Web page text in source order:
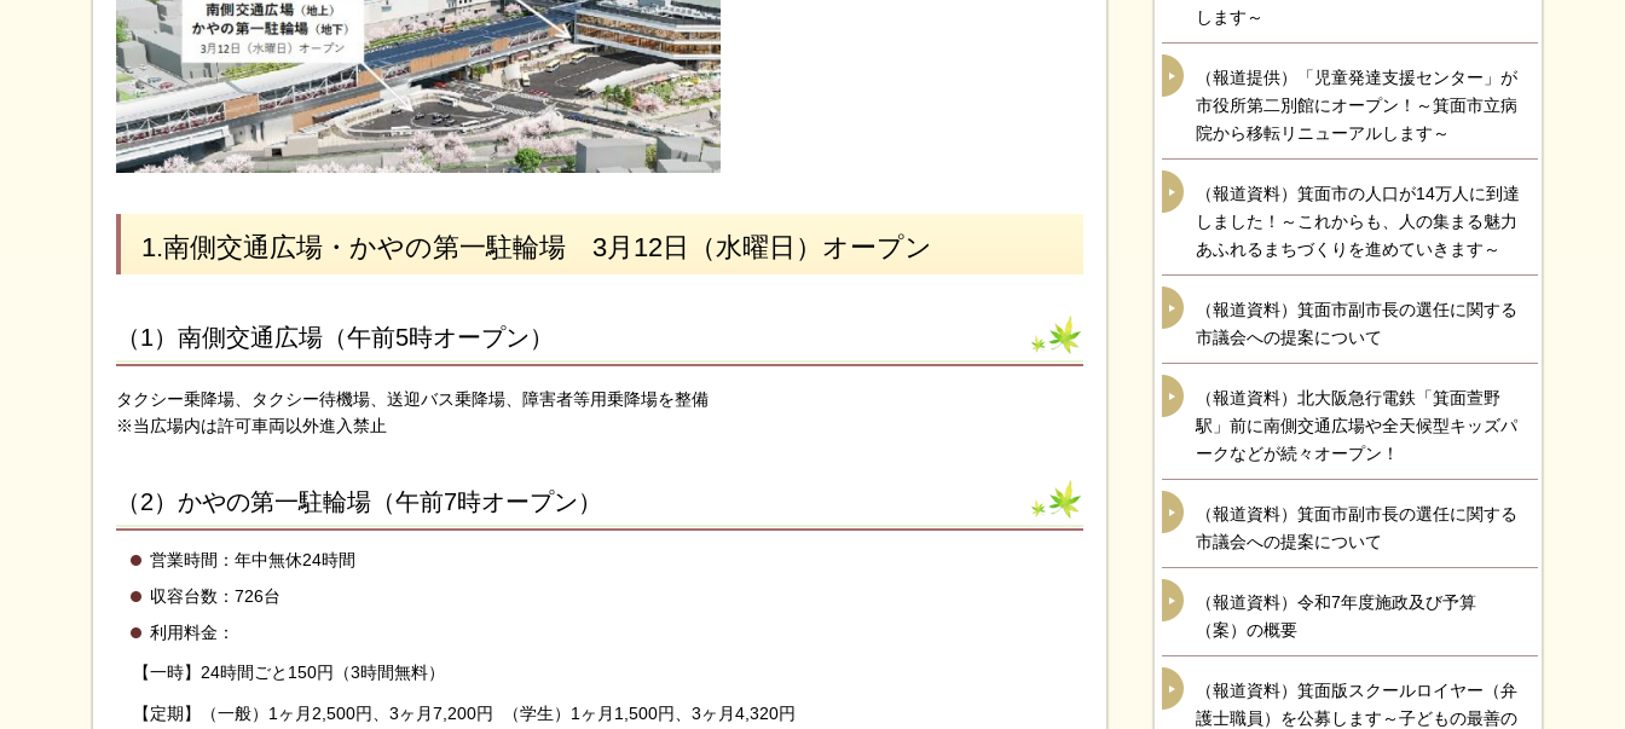
1.南側交通広場・かやの第一駐輪場 3月12日（水曜日）オープン
（1）南側交通広場（午前5時オープン）
タクシー乗降場、タクシー待機場、送迎バス乗降場、障害者等用乗降場を整備
※当広場内は許可車両以外進入禁止
（2）かやの第一駐輪場（午前7時オープン）
営業時間：年中無休24時間
収容台数：726台
利用料金：
【一時】24時間ごと150円（3時間無料）
【定期】（一般）1ヶ月2,500円、3ヶ月7,200円 （学生）1ヶ月1,500円、3ヶ月4,320円
します～
（報道提供）「児童発達支援センター」が
市役所第二別館にオープン！～箕面市立病
院から移転リニューアルします～
（報道資料）箕面市の人口が14万人に到達
しました！～これからも、人の集まる魅力
あふれるまちづくりを進めていきます～
（報道資料）箕面市副市長の選任に関する
市議会への提案について
（報道資料）北大阪急行電鉄「箕面萱野
駅」前に南側交通広場や全天候型キッズパ
ークなどが続々オープン！
（報道資料）箕面市副市長の選任に関する
市議会への提案について
（報道資料）令和7年度施政及び予算
（案）の概要
（報道資料）箕面版スクールロイヤー（弁
護士職員）を公募します～子どもの最善の